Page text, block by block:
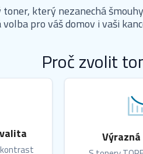
který nezanechá
pro váš domov i vaši
Proč zvolit